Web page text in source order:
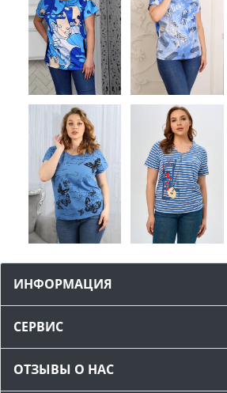
ИНФОРМАЦИЯ
СЕРВИС
ОТЗЫВЫ О НАС